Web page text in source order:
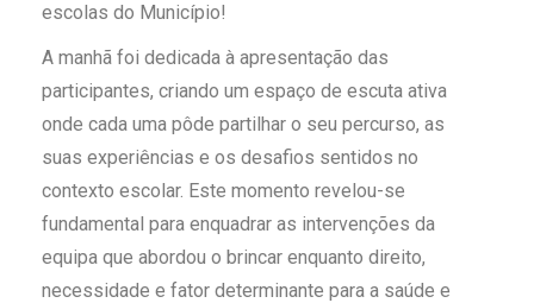
escolas do Município!
A manhã foi dedicada à apresentação das
participantes, criando um espaço de escuta ativa
onde cada uma pôde partilhar o seu percurso, as
suas experiências e os desafios sentidos no
contexto escolar. Este momento revelou-se
fundamental para enquadrar as intervenções da
equipa que abordou o brincar enquanto direito,
necessidade e fator determinante para a saúde e